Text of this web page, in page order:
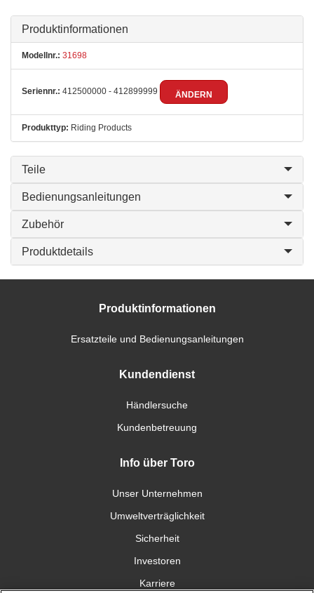
Produktinformationen
Modellnr.: 31698
Seriennr.: 412500000 - 412899999 ÄNDERN
Produkttyp: Riding Products
Teile
Bedienungsanleitungen
Zubehör
Produktdetails
Produktinformationen
Ersatzteile und Bedienungsanleitungen
Kundendienst
Händlersuche
Kundenbetreuung
Info über Toro
Unser Unternehmen
Umweltverträglichkeit
Sicherheit
Investoren
Karriere